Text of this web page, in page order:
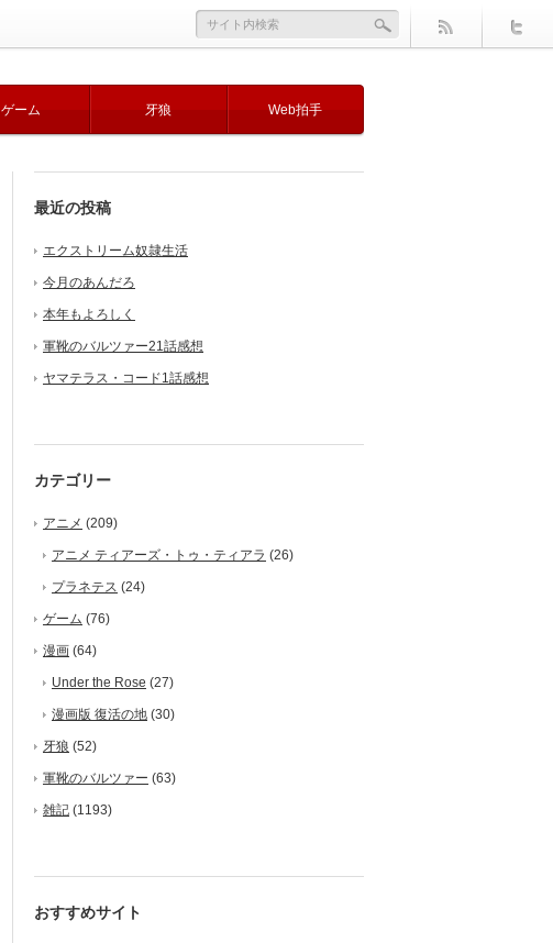
ゲーム 牙狼 Web拍手
最近の投稿
エクストリーム奴隷生活
今月のあんだろ
本年もよろしく
軍靴のバルツァー21話感想
ヤマテラス・コード1話感想
カテゴリー
アニメ (209)
アニメ ティアーズ・トゥ・ティアラ (26)
プラネテス (24)
ゲーム (76)
漫画 (64)
Under the Rose (27)
漫画版 復活の地 (30)
牙狼 (52)
軍靴のバルツァー (63)
雑記 (1193)
おすすめサイト